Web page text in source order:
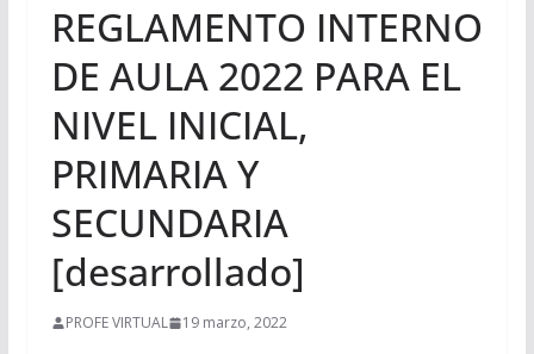
REGLAMENTO INTERNO
DE AULA 2022 PARA EL
NIVEL INICIAL,
PRIMARIA Y
SECUNDARIA
[desarrollado]
PROFE VIRTUAL 19 marzo, 2022